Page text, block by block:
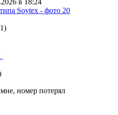
в 18:24
1)
номер потерял